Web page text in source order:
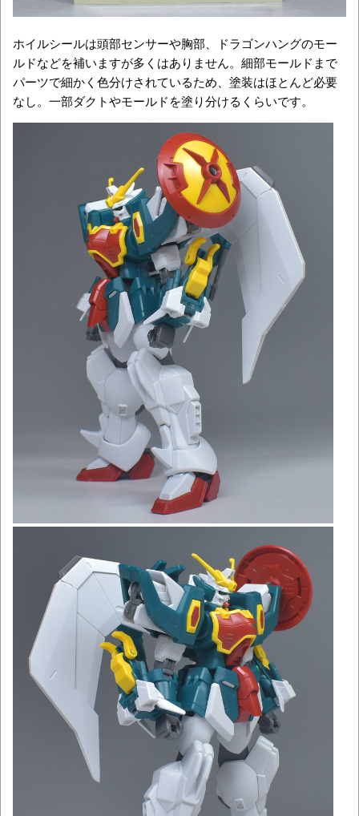
ホイルシールは頭部センサーや胸部、ドラゴンハングのモー
ルドなどを補いますが多くはありません。細部モールドまで
パーツで細かく色分けされているため、塗装はほとんど必要
なし。一部ダクトやモールドを塗り分けるくらいです。